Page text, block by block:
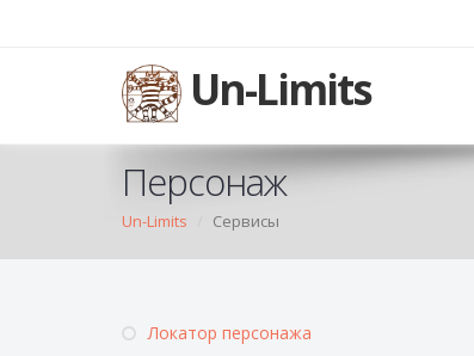
Un-Limits
Персонаж
Un-Limits Сервисы
Локатор персонажа